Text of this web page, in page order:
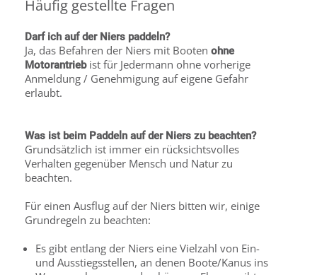
Häufig gestellte Fragen
Darf ich auf der Niers paddeln?
Ja, das Befahren der Niers mit Booten ohne
Motorantriebist für Jedermann ohne vorherige
Anmeldung / Genehmigung auf eigene Gefahr
erlaubt.
Was ist beim Paddeln auf der Niers zu beachten?
Grundsätzlich ist immer ein rücksichtsvolles
Verhalten gegenüber Mensch und Natur zu
beachten.
Für einen Ausflug auf der Niers bitten wir, einige
Grundregeln zu beachten:
Es gibt entlang der Niers eine Vielzahl von Ein-
und Ausstiegsstellen, an denen Boote/Kanus ins